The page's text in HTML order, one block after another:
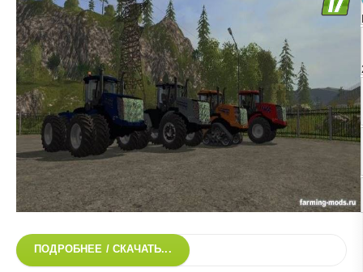
ПОДРОБНЕЕ / СКАЧАТЬ...